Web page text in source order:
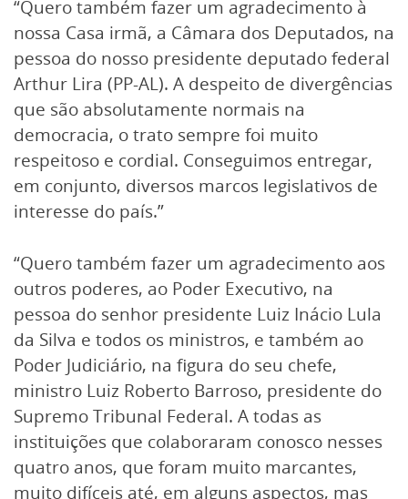
“Quero também fazer um agradecimento à
nossa Casa irmã, a Câmara dos Deputados, na
pessoa do nosso presidente deputado federal
Arthur Lira (PP-AL). A despeito de divergências
que são absolutamente normais na
democracia, o trato sempre foi muito
respeitoso e cordial. Conseguimos entregar,
em conjunto, diversos marcos legislativos de
interesse do país.”
“Quero também fazer um agradecimento aos
outros poderes, ao Poder Executivo, na
pessoa do senhor presidente Luiz Inácio Lula
da Silva e todos os ministros, e também ao
Poder Judiciário, na figura do seu chefe,
ministro Luiz Roberto Barroso, presidente do
Supremo Tribunal Federal. A todas as
instituições que colaboraram conosco nesses
quatro anos, que foram muito marcantes,
muito difíceis até, em alguns aspectos, mas